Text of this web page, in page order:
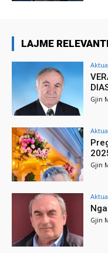
LAJME
Gjin
Gjin
Gjin